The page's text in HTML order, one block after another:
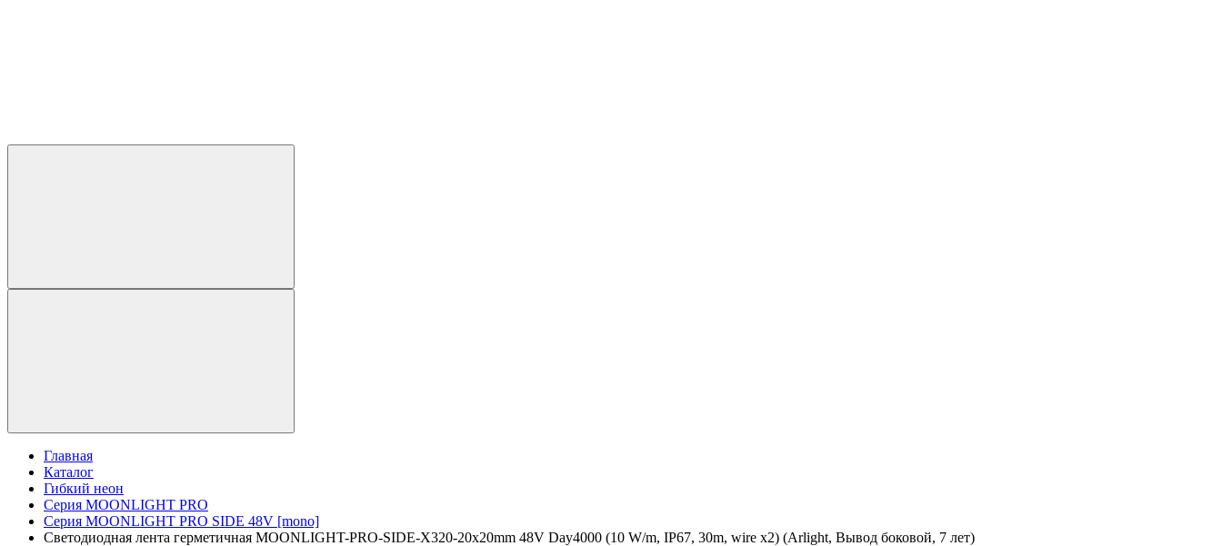
Главная
Каталог
Гибкий неон
Серия MOONLIGHT PRO
Серия MOONLIGHT PRO SIDE 48V [mono]
Светодиодная лента герметичная MOONLIGHT-PRO-SIDE-X320-20x20mm 48V Day4000 (10 W/m, IP67, 30m, wire x2) (Arlight, Вывод боковой, 7 лет)